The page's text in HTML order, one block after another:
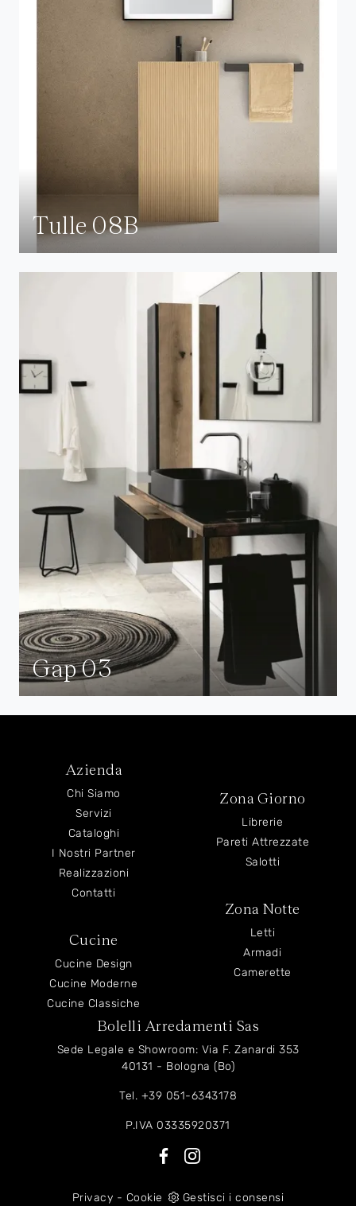
Tulle 08B
Gap 03
Azienda
Chi Siamo
Servizi
Cataloghi
I Nostri Partner
Realizzazioni
Contatti
Cucine
Cucine Design
Cucine Moderne
Cucine Classiche
Zona Giorno
Librerie
Pareti Attrezzate
Salotti
Zona Notte
Letti
Armadi
Camerette
Bolelli Arredamenti Sas
Sede Legale e Showroom: Via F. Zanardi 353
40131 - Bologna (Bo)
Tel. +39 051-6343178
P.IVA 03335920371
Privacy - Cookie Gestisci i consensi